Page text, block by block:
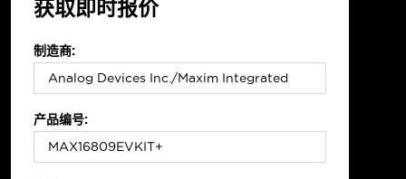
获取即时报价
制造商:
产品编号: